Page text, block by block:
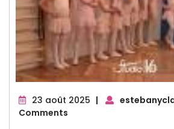
23 août 2025 23
|
Comments